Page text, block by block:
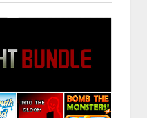
GREENLIGHT BUNDLE #4 DA